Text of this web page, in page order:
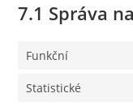
7.1 Správa
Funkční
Statistické